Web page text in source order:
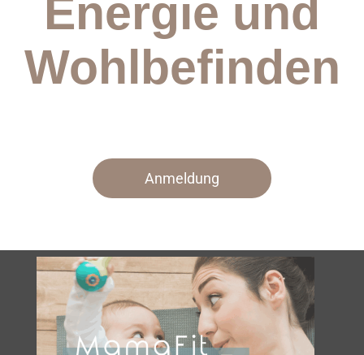
PränatalYoga | Yoga in der
Schwangerschaft
Hey Mama | Wochenbett |
Hausbesuch & online
Energie und
Wohlbefinden
Anmeldung